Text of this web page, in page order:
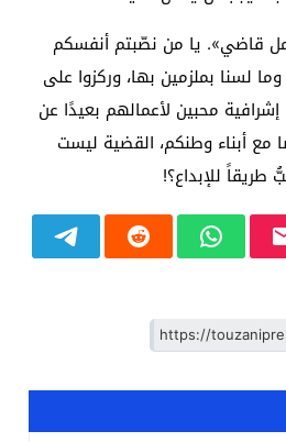
قاضي». يا من نصّبتم أنفسكم
لسنا بملزمين بها، وركزوا على
محبين لأعمالهم بعيدًا عن
أبناء وطنكم، القضية ليست
للإبداع؟!